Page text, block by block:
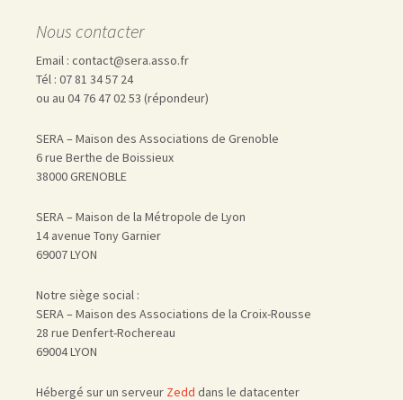
Nous contacter
Email : contact@sera.asso.fr
Tél : 07 81 34 57 24
ou au 04 76 47 02 53 (répondeur)
SERA – Maison des Associations de Grenoble
6 rue Berthe de Boissieux
38000 GRENOBLE
SERA – Maison de la Métropole de Lyon
14 avenue Tony Garnier
69007 LYON
Notre siège social :
SERA – Maison des Associations de la Croix-Rousse
28 rue Denfert-Rochereau
69004 LYON
Hébergé sur un serveur Zedd dans le datacenter